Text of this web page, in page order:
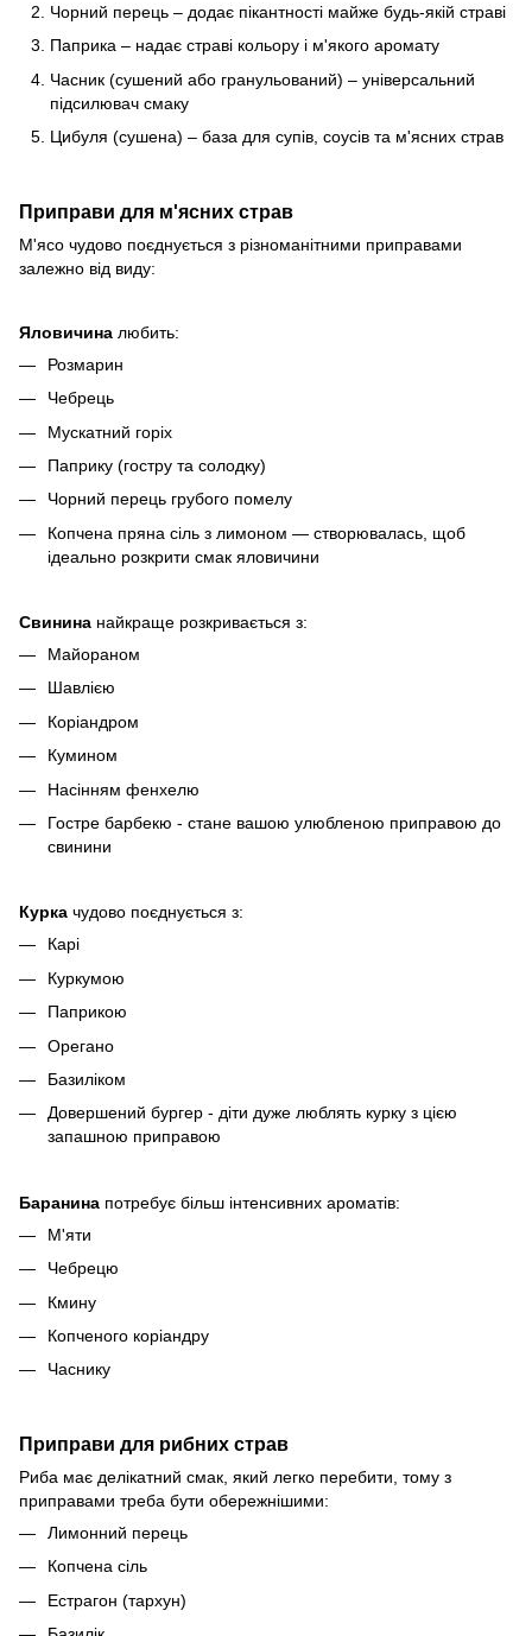
Чорний перець – додає пікантності майже будь-якій страві
Паприка – надає страві кольору і м'якого аромату
Часник (сушений або гранульований) – універсальний
підсилювач смаку
Цибуля (сушена) – база для супів, соусів та м'ясних страв
Приправи для м'ясних страв
М'ясо чудово поєднується з різноманітними приправами
залежно від виду:
Яловичина любить:
Розмарин
Чебрець
Мускатний горіх
Паприку (гостру та солодку)
Чорний перець грубого помелу
Копчена пряна сіль з лимоном — створювалась, щоб
ідеально розкрити смак яловичини
Свинина найкраще розкривається з:
Майораном
Шавлією
Коріандром
Кумином
Насінням фенхелю
Гостре барбекю - стане вашою улюбленою приправою до
свинини
Курка чудово поєднується з:
Карі
Куркумою
Паприкою
Орегано
Базиліком
Довершений бургер - діти дуже люблять курку з цією
запашною приправою
Баранина потребує більш інтенсивних ароматів:
М'яти
Чебрецю
Кмину
Копченого коріандру
Часнику
Приправи для рибних страв
Риба має делікатний смак, який легко перебити, тому з
приправами треба бути обережнішими:
Лимонний перець
Копчена сіль
Естрагон (тархун)